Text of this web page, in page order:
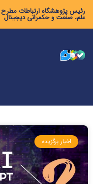
رئیس پژوهشگاه ارتباطات مطرح
علم، صنعت و حکمرانی دیجیتال
اخبار برگزیده